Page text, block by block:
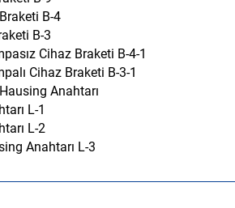
B-4
B-3
Cihaz Braketi B-4-1
Cihaz Braketi B-3-1
Anahtarı
L-1
L-2
Anahtarı L-3